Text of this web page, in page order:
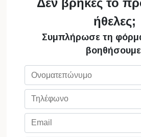
Δεν βρήκες το
ήθελες;
Συμπλήρωσε τη